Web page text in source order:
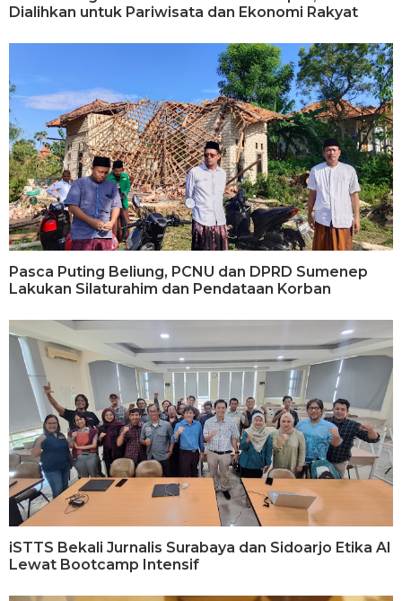
Dialihkan untuk Pariwisata dan Ekonomi Rakyat
Pasca Puting Beliung, PCNU dan DPRD Sumenep
Lakukan Silaturahim dan Pendataan Korban
iSTTS Bekali Jurnalis Surabaya dan Sidoarjo Etika AI
Lewat Bootcamp Intensif